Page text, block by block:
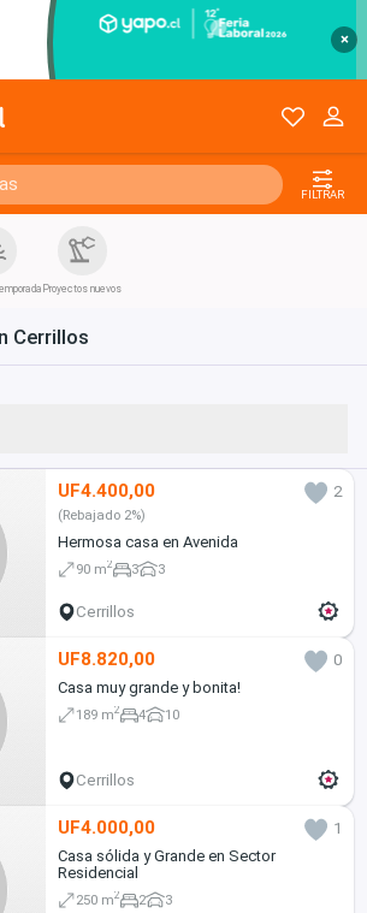
×
FILTRAR
Proyectos nuevos
Cerrillos
UF4.400,00 2
(Rebajado 2%)
Hermosa casa en Avenida
90 m2 3 3
Cerrillos
UF8.820,00
0
Casa muy grande y bonita!
189 m2 4 10
Cerrillos
UF4.000,00
1
Casa sólida y Grande en Sector
Residencial
250 m2 2 3